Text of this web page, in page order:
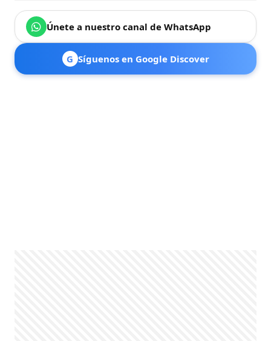
Únete a nuestro canal de WhatsApp
G Síguenos en Google Discover